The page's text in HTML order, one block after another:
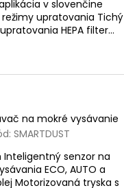
v slovenčine
upratovania Tichý
HEPA filter...
na mokré vysávanie
SMARTDUST
senzor na
ECO, AUTO a
Motorizovaná tryska s